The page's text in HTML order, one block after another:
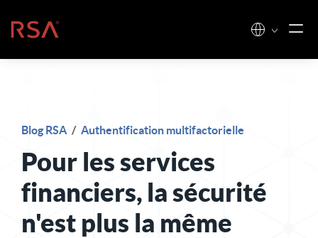
Accueil
Blog RSA / Authentification multifactorielle
Pour les services
financiers, la sécurité
n'est plus la même